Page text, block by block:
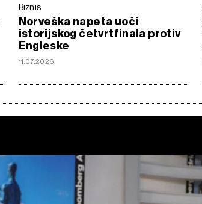
Biznis
Norveška napeta uoči
istorijskog četvrtfinala protiv
Engleske
11.07.2026